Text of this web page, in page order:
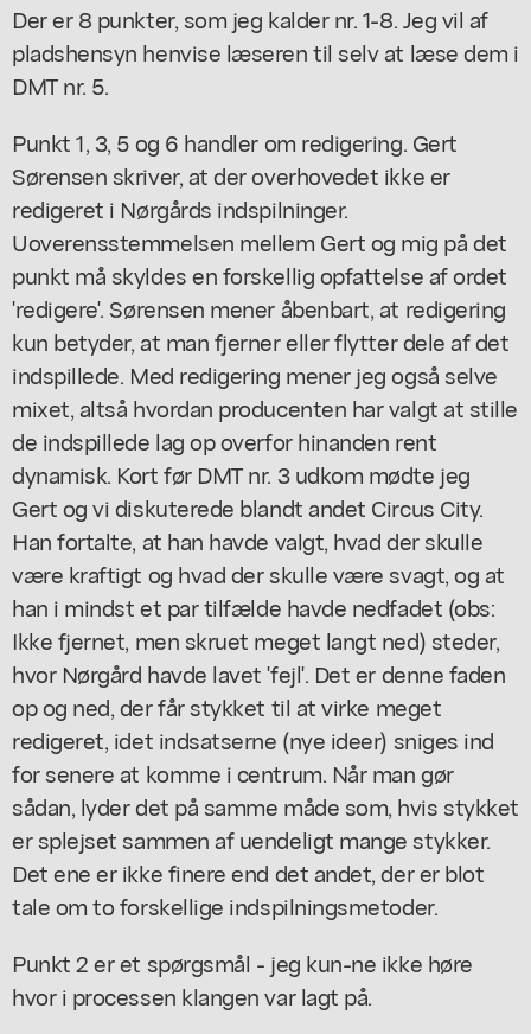
Der er 8 punkter, som jeg kalder nr. 1-8. Jeg vil af
pladshensyn henvise læseren til selv at læse dem i
DMT nr. 5.
Punkt 1, 3, 5 og 6 handler om redigering. Gert
Sørensen skriver, at der overhovedet ikke er
redigeret i Nørgårds indspilninger.
Uoverensstemmelsen mellem Gert og mig på det
punkt må skyldes en forskellig opfattelse af ordet
'redigere'. Sørensen mener åbenbart, at redigering
kun betyder, at man fjerner eller flytter dele af det
indspillede. Med redigering mener jeg også selve
mixet, altså hvordan producenten har valgt at stille
de indspillede lag op overfor hinanden rent
dynamisk. Kort før DMT nr. 3 udkom mødte jeg
Gert og vi diskuterede blandt andet Circus City.
Han fortalte, at han havde valgt, hvad der skulle
være kraftigt og hvad der skulle være svagt, og at
han i mindst et par tilfælde havde nedfadet (obs:
Ikke fjernet, men skruet meget langt ned) steder,
hvor Nørgård havde lavet 'fejl'. Det er denne faden
op og ned, der får stykket til at virke meget
redigeret, idet indsatserne (nye ideer) sniges ind
for senere at komme i centrum. Når man gør
sådan, lyder det på samme måde som, hvis stykket
er splejset sammen af uendeligt mange stykker.
Det ene er ikke finere end det andet, der er blot
tale om to forskellige indspilningsmetoder.
Punkt 2 er et spørgsmål - jeg kun-ne ikke høre
hvor i processen klangen var lagt på.